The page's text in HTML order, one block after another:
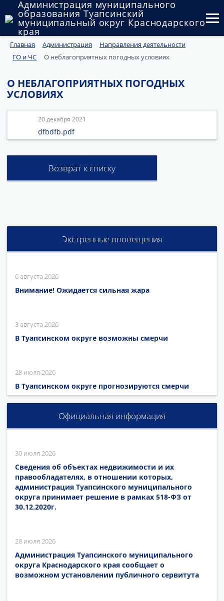
Администрация муниципального
образования Туапсинский
муниципальный округ Краснодарского
края
Округ
Муниципальные закупки
Государственный и муниципальный контроль
Муниципальное имущество
Публичные слушания и общественные обсуждения
Документы
Главная Администрация
Направления деятельности
ГО и ЧС
О неблагоприятных погодных условиях
О НЕБЛАГОПРИЯТНЫХ ПОГОДНЫХ
УСЛОВИЯХ
20 декабря 2021
dfbdfb.pdf
Возврат к списку
Экстренные оповещения
6 августа 2026
Внимание! Ожидается сильная жара
3 августа 2026
В Туапсинском округе возможны смерчи
28 июля 2026
В Туапсинском округе прогнозируются смерчи
Официальная информация
30 июля 2026
Сведения об объектах недвижимости и их
правообладателях, в отношении которых,
администрация Туапсинского муниципального
округа принимает решение в рамках 518-ФЗ от
30.12.2020г.
28 июля 2026
Администрация Туапсинского муниципального
округа Краснодарского края сообщает о
возможном установлении публичного сервитута